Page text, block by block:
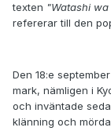
texten "Watashi
refererar till den
Den 18:e
mark, nämligen i
och inväntade
klänning och